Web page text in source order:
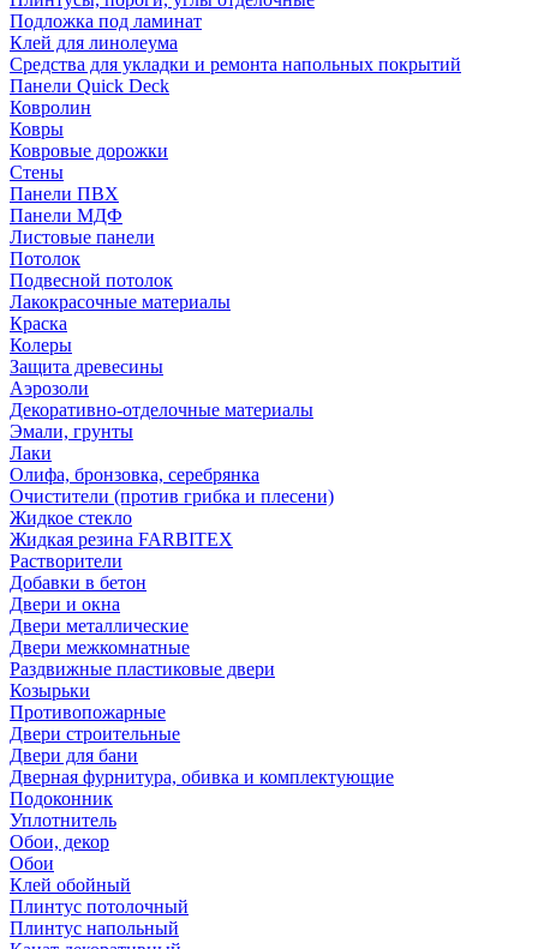
Подложка под ламинат
Клей для линолеума
Средства для укладки и ремонта напольных покрытий
Панели Quick Deck
Ковролин
Ковры
Ковровые дорожки
Стены
Панели ПВХ
Панели МДФ
Листовые панели
Потолок
Подвесной потолок
Лакокрасочные материалы
Краска
Колеры
Защита древесины
Аэрозоли
Декоративно-отделочные материалы
Эмали, грунты
Лаки
Олифа, бронзовка, серебрянка
Очистители (против грибка и плесени)
Жидкое стекло
Жидкая резина FARBITEX
Растворители
Добавки в бетон
Двери и окна
Двери металлические
Двери межкомнатные
Раздвижные пластиковые двери
Козырьки
Противопожарные
Двери строительные
Двери для бани
Дверная фурнитура, обивка и комплектующие
Подоконник
Уплотнитель
Обои, декор
Обои
Клей обойный
Плинтус потолочный
Плинтус напольный